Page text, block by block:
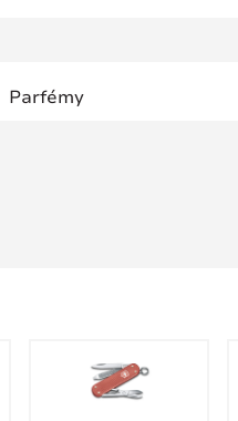
Parfémy